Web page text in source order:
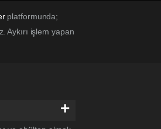
platformunda;
Aykırı işlem yapan
+